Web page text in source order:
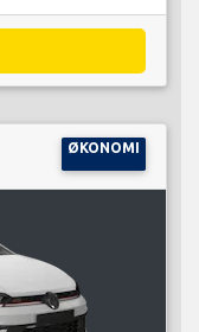
ØKONOMI